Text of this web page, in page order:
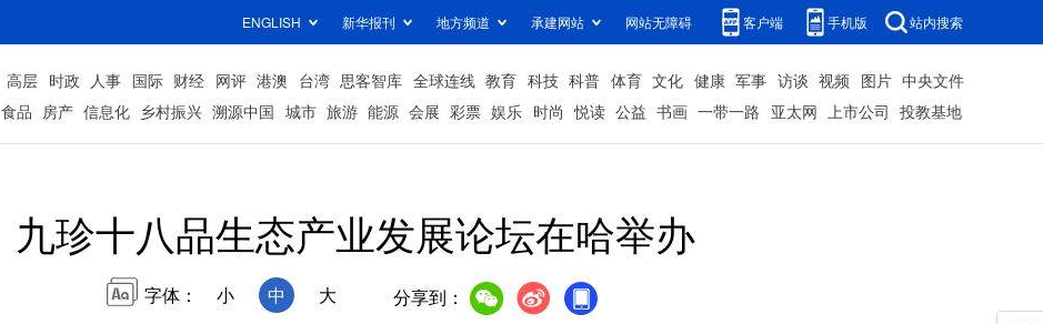
ENGLISH 新华报刊 地方频道 承建网站 网站无障碍 客户端 手机版 站内搜索
高层 时政 人事 国际 财经 网评 港澳 台湾 思客智库 全球连线 教育 科技 科普 体育 文化 健康 军事 访谈 视频 图片 中央文件
食品 房产 信息化 乡村振兴 溯源中国 城市 旅游 能源 会展 彩票 娱乐 时尚 悦读 公益 书画 一带一路 亚太网 上市公司 投教基地
九珍十八品生态产业发展论坛在哈举办
字体： 小 中 大 分享到：